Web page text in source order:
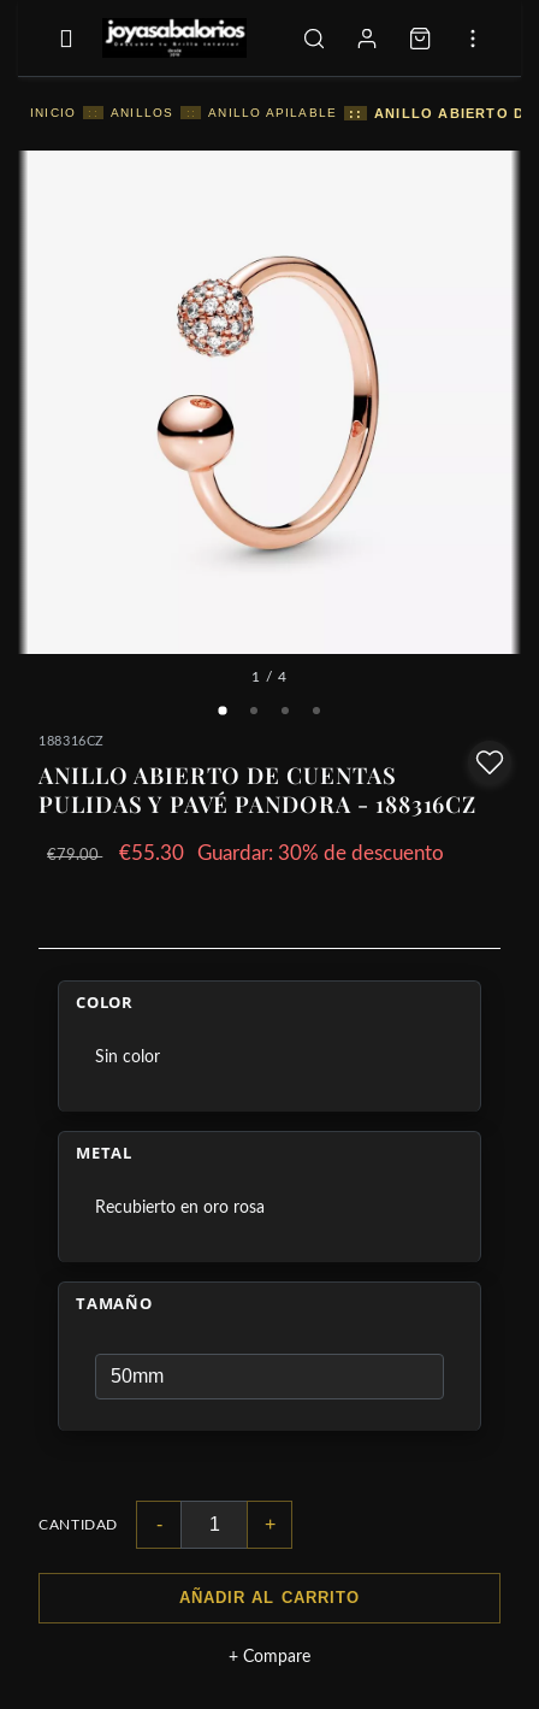
INICIO :: ANILLOS :: ANILLO APILABLE :: ANILLO ABIERTO DE
1 / 4
188316CZ
ANILLO ABIERTO DE CUENTAS
PULIDAS Y PAVÉ PANDORA - 188316CZ
€79.00 €55.30 Guardar: 30% de descuento
COLOR
Sin color
METAL
Recubierto en oro rosa
TAMAÑO
CANTIDAD - +
AÑADIR AL CARRITO
+ Compare